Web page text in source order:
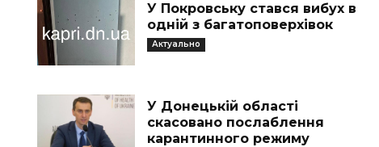
У Покровську стався вибух в
одній з багатоповерхівок
Актуально
У Донецькій області
скасовано послаблення
карантинного режиму